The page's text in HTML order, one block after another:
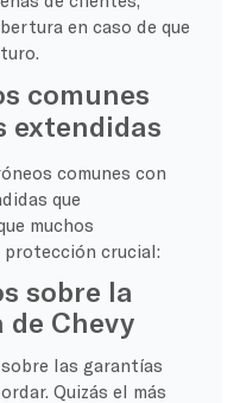
en caso de que
comunes
extendidas
comunes con
que
muchos
crucial:
sobre la
Chevy
las garantías
Quizás el más